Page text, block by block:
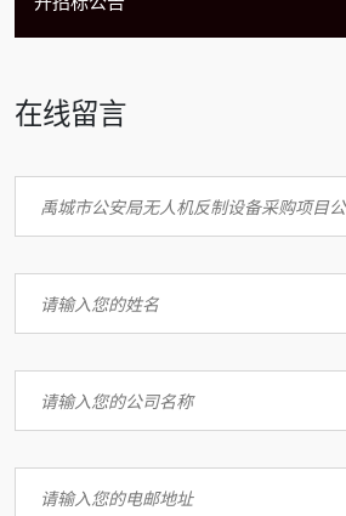
在线留言